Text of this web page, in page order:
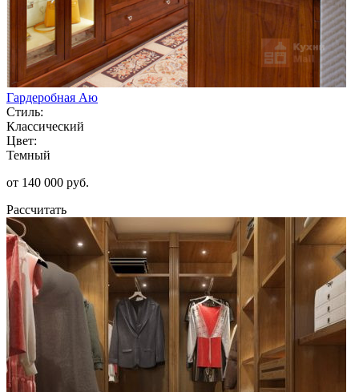
Гардеробная Аю
Стиль:
Классический
Цвет:
Темный
от 140 000 руб.
Рассчитать